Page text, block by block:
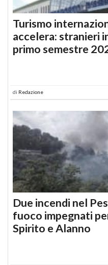
Turismo
accelera: stranieri
primo semestre
di Redazione
Due incendi nel
fuoco impegnati
Spirito e Alanno